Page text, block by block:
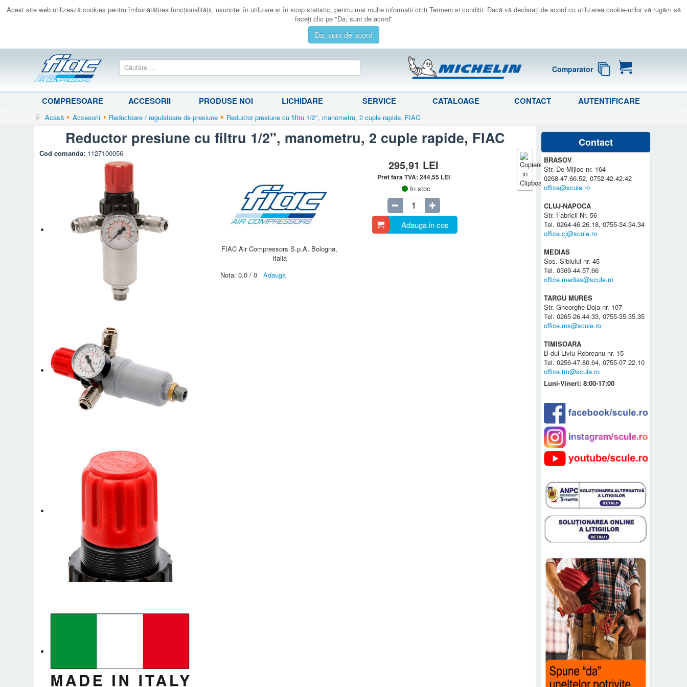
Acest site web utilizează cookies pentru îmbunătăţirea funcţionalităţii, uşurinţei în utilizare şi în scop statistic, pentru mai multe informatii cititi Termeni si conditii. Dacă vă declaraţi de acord cu utilizarea cookie-urilor vă rugăm să
faceţi clic pe "Da, sunt de acord"
Da, sunt de acord
Comparator
COMPRESOARE ACCESORII PRODUSE NOI LICHIDARE SERVICE CATALOAGE CONTACT AUTENTIFICARE
Acasă Accesorii Reductoare / regulatoare de presiune Reductor presiune cu filtru 1/2", manometru, 2 cuple rapide, FIAC
Reductor presiune cu filtru 1/2", manometru, 2 cuple rapide, FIAC
Cod comanda: 1127100056
FIAC Air Compressors S.p.A, Bologna,
Italia
Nota: 0.0 / 0 Adauga
295,91 LEI
Pret fara TVA:244,55 LEI
In stoc
Adauga in cos
Contact
BRASOV
Str. De Mijloc nr. 164
0268-47.66.52, 0752-42.42.42
office@scule.ro
CLUJ-NAPOCA
Str. Fabricii Nr. 56
Tel. 0264-46.26.18, 0755-34.34.34
office.cj@scule.ro
MEDIAS
Sos. Sibiului nr. 45
Tel. 0369-44.57.66
office.medias@scule.ro
TARGU MURES
Str. Gheorghe Doja nr. 107
Tel. 0265-26.44.33, 0755-35.35.35
office.ms@scule.ro
TIMISOARA
B-dul Liviu Rebreanu nr. 15
Tel. 0256-47.80.64, 0755-07.22.10
office.tm@scule.ro
Luni-Vineri: 8:00-17:00